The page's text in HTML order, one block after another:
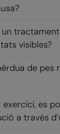
un
visibles?
de pes
exercici, es
a través